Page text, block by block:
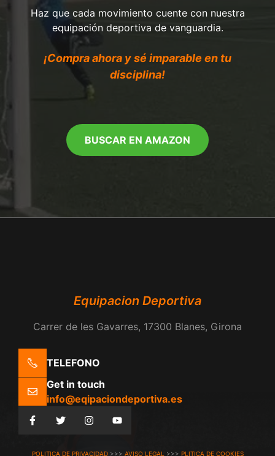
Haz que cada movimiento cuente con nuestra
equipación deportiva de vanguardia.
¡Compra ahora y sé imparable en tu
disciplina!
BUSCAR EN AMAZON
Equipacion Deportiva
Carrer de les Gavarres, 17300 Blanes, Girona
TELEFONO
Get in touch
info@eqipaciondeportiva.es
POLITICA DE PRIVACIDAD>>> AVISO LEGAL >>> PLITICA DE COOKIES